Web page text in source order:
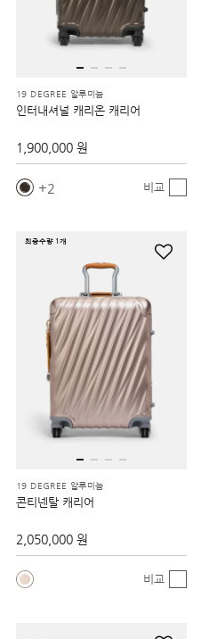
19 DEGREE 알루미늄
인터내셔널 캐리온 캐리어
1,900,000 원
2 비교
최종수량 1개
19 DEGREE 알루미늄
콘티넨탈 캐리어
2,050,000 원
비교